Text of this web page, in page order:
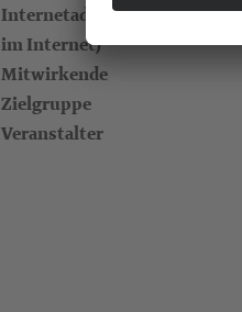
Internetadresse (eigene Infos
im Internet)
Mitwirkende
Zielgruppe
Veranstalter